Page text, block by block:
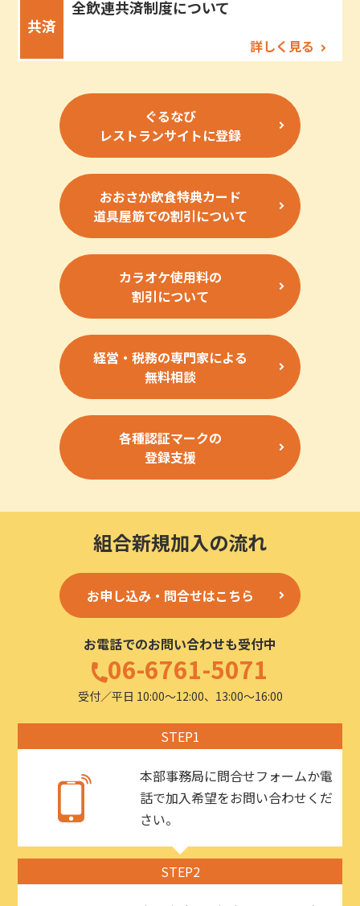
共済
全飲連共済制度について
詳しく見る
ぐるなび
レストランサイトに登録
おおさか飲食特典カード
道具屋筋での割引について
カラオケ使用料の
割引について
経営・税務の専門家による
無料相談
各種認証マークの
登録支援
組合新規加入の流れ
お申し込み・問合せはこちら
お電話でのお問い合わせも受付中
06-6761-5071
受付／平日 10:00〜12:00、13:00〜16:00
STEP1
本部事務局に問合せフォームか電
話で加入希望をお問い合わせくだ
さい。
STEP2